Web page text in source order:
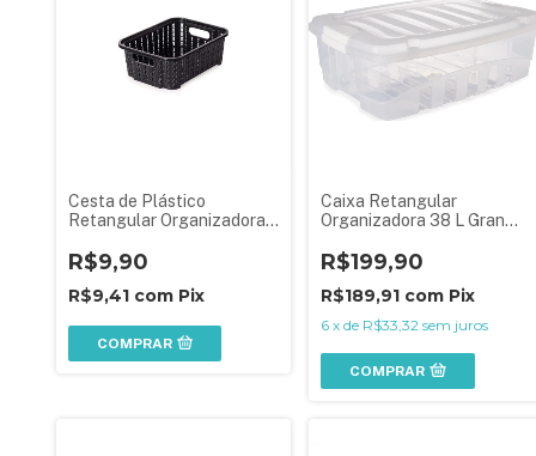
Cesta de Plástico
Retangular Organizadora
Preta
R$9,90
R$9,41 com Pix
COMPRAR
Caixa Retangular
Organizadora 38 L Gran
R$199,90
R$189,91 com Pix
6 xde R$33,32 sem juros
COMPRAR